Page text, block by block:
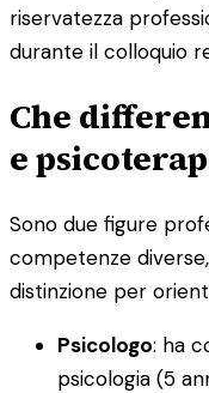
riservatezza
durante il colloquio
Che
e
Sono due figure
competenze
distinzione per
Psicologo: ha
psicologia (5